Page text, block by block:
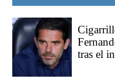
tras el